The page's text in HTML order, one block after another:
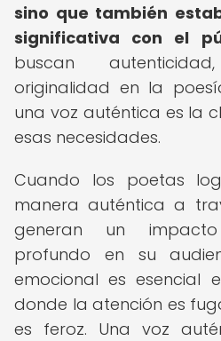
sino que también
significativa con el
buscan
originalidad en la
una voz auténtica es la
esas necesidades.
Cuando los poetas
manera auténtica a
generan un
profundo en su
emocional es esencial
donde la atención es
es feroz. Una voz